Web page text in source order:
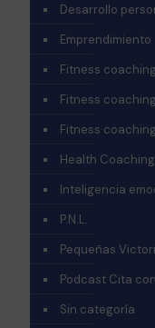
Desarrollo
Emprendimiento
Fitness
Fitness
Fitness
Health Coaching
Inteligencia
P.N.L.
Pequeñas
Podcast Cita
Sin categoría